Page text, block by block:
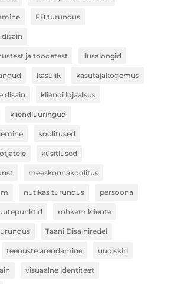
FB turundus
ja toodetest ilusalongid
kasulik kasutajakogemus
disain kliendi lojaalsus
kliendiuuringud
koolitused
küsitlused
meeskonnakoolitus
nutikas turundus persoona
rohkem kliente
Taani Disainiredel
teenuste arendamine uudiskiri
visuaalne identiteet